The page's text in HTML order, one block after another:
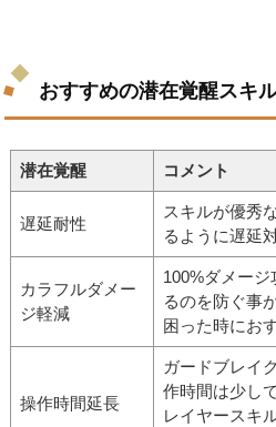
おすすめの潜在覚醒スキ
潜在覚醒 コメント
遅延耐性
スキルが優秀
るように遅延
カラフルダメー
ジ軽減
100%ダメー
るのを防ぐ事
困った時にお
操作時間延長
ガードブレイ
作時間は少し
レイヤースキ